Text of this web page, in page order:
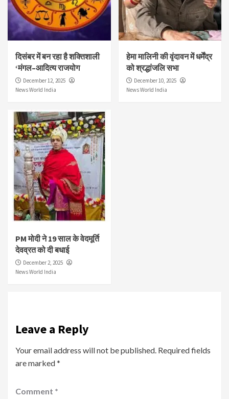
दिसंबर में बन रहा है शक्तिशाली
‘मंगल–आदित्य राजयोग
December 12, 2025
News World India
हेमा मालिनी की वृंदावन में धर्मेंद्र
को श्रद्धांजलि सभा
December 10, 2025
News World India
PM मोदी ने 19 साल के वेदमूर्ति
देवव्रत को दी बधाई
December 2, 2025
News World India
Leave a Reply
Your email address will not be published. Required fields
are marked*
Comment *